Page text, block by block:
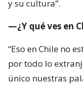
y su cultura”.
—¿Y qué ves en
“Eso en Chile no
por todo lo
único nuestras